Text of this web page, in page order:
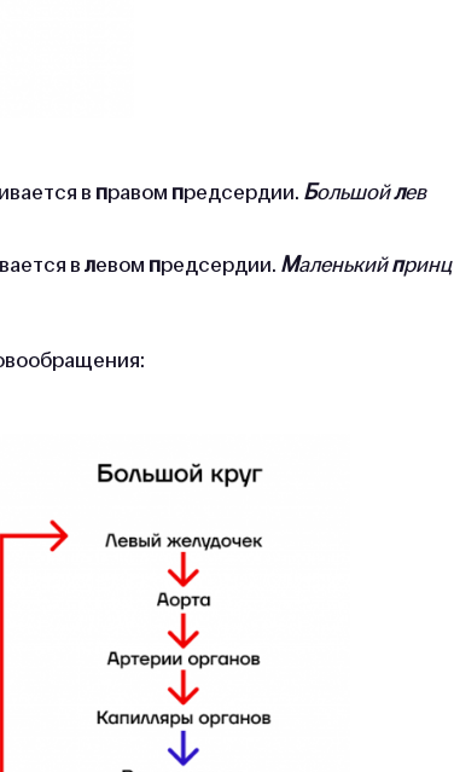
в правом предсердии. Большойлев
влевом предсердии. Маленькийпринц